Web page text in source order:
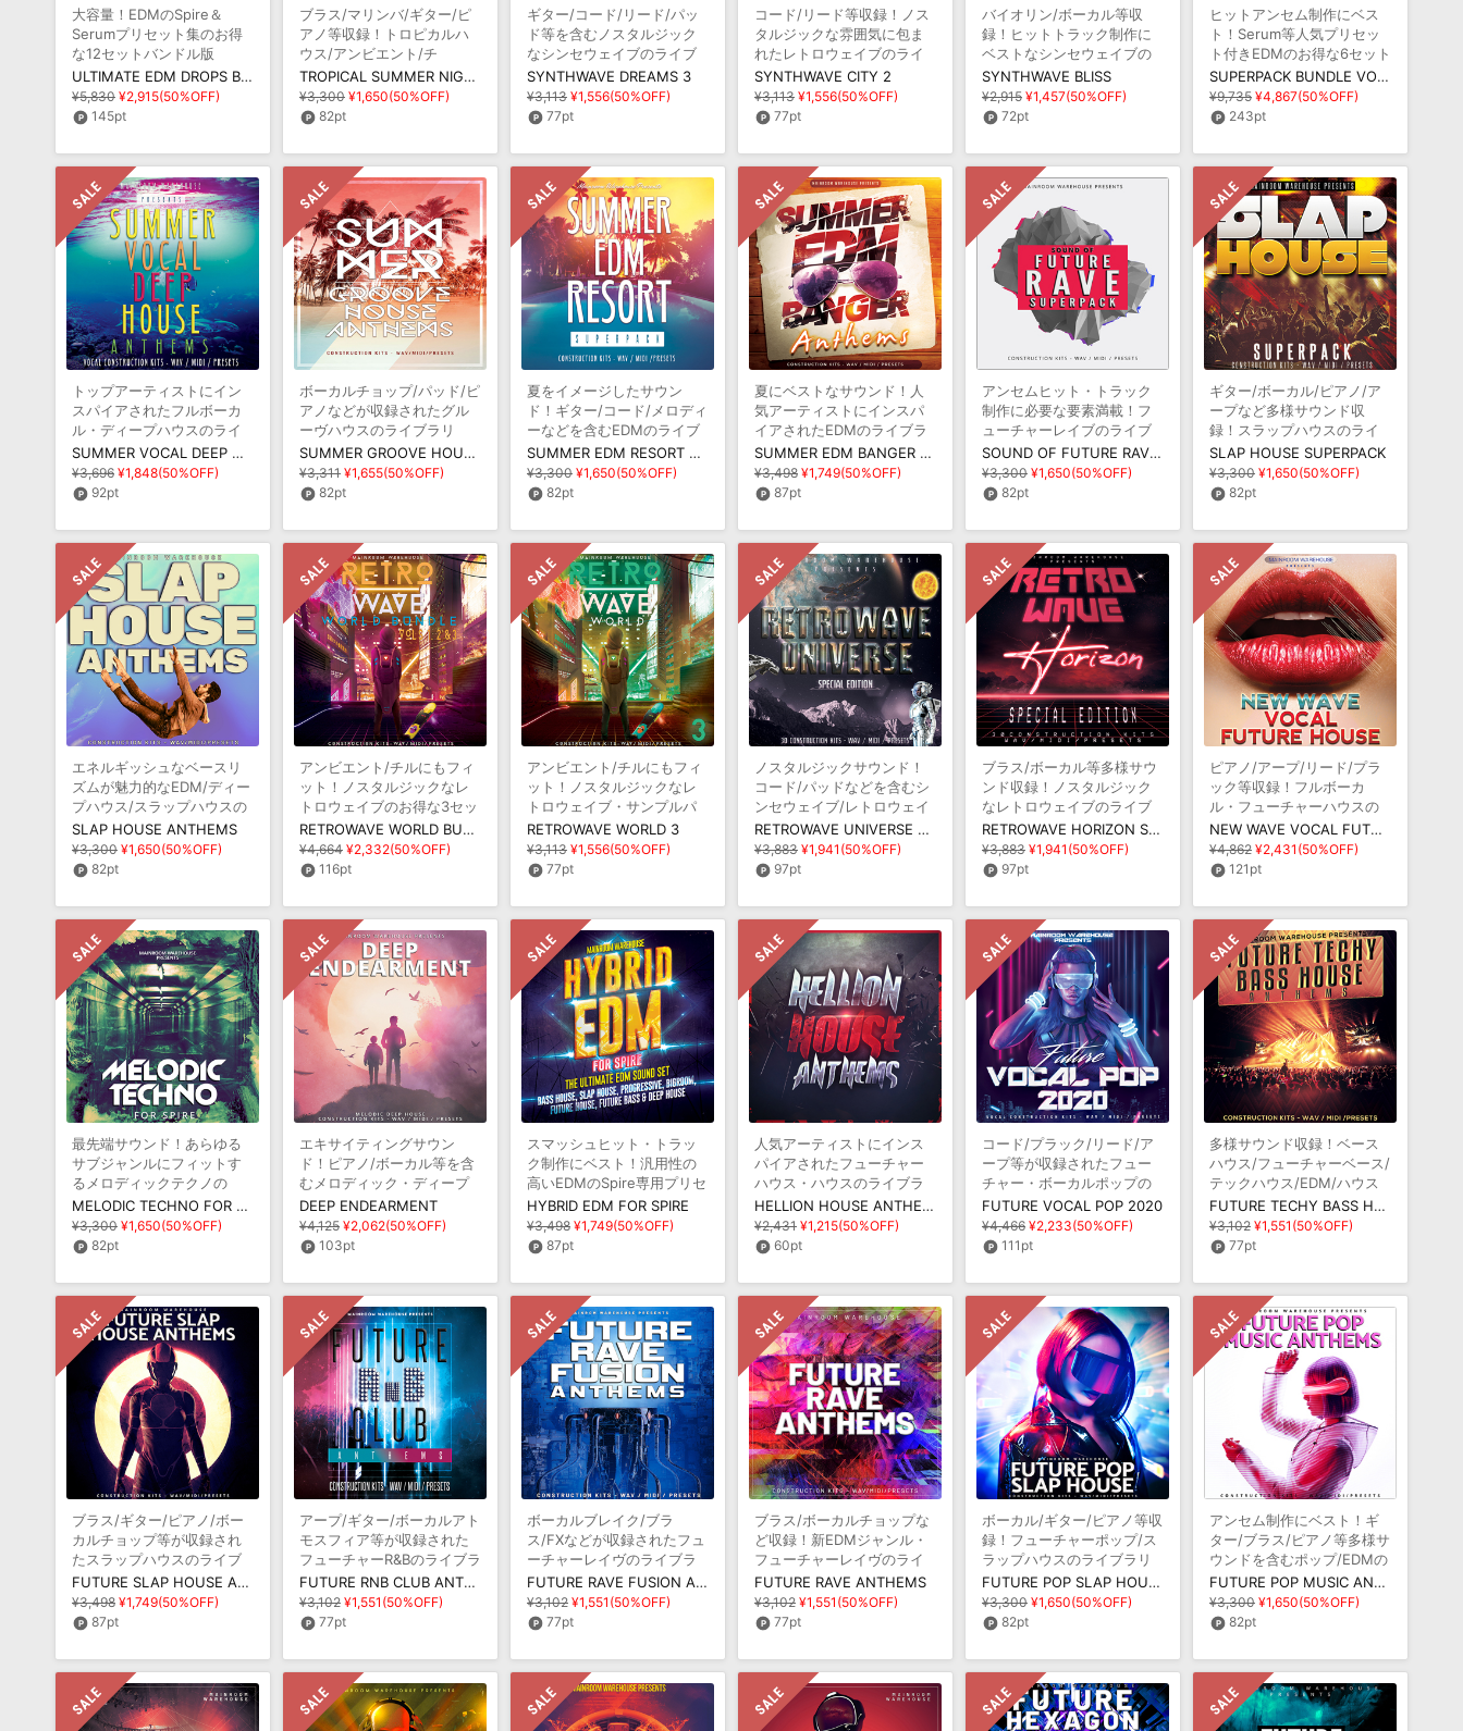
大容量！EDMのSpire＆
Serumプリセット集のお得
な12セットバンドル版
ULTIMATE EDM DROPS BUNDLE
¥5,830 ¥2,915(50%OFF)
145pt
ブラス/マリンバ/ギター/ピ
アノ等収録！トロピカルハ
ウス/アンビエント/チ
ル/EDMのライブラリ
TROPICAL SUMMER NIGHTS
¥3,300 ¥1,650(50%OFF)
82pt
ギター/コード/リード/パッ
ド等を含むノスタルジック
なシンセウェイブのライブ
ラリ
SYNTHWAVE DREAMS 3
¥3,113 ¥1,556(50%OFF)
77pt
コード/リード等収録！ノス
タルジックな雰囲気に包ま
れたレトロウェイブのライ
ブラリ第二弾
SYNTHWAVE CITY 2
¥3,113 ¥1,556(50%OFF)
77pt
バイオリン/ボーカル等収
録！ヒットトラック制作に
ベストなシンセウェイブの
ライブラリ
SYNTHWAVE BLISS
¥2,915 ¥1,457(50%OFF)
72pt
ヒットアンセム制作にベス
ト！Serum等人気プリセッ
ト付きEDMのお得な6セット
バンドル版
SUPERPACK BUNDLE VOLUME 1
¥9,735 ¥4,867(50%OFF)
243pt
トップアーティストにイン
スパイアされたフルボーカ
ル・ディープハウスのライ
ブラリ
SUMMER VOCAL DEEP HOUSE ANTHEMS
¥3,696 ¥1,848(50%OFF)
92pt
ボーカルチョップ/パッド/ピ
アノなどが収録されたグル
ーヴハウスのライブラリ
SUMMER GROOVE HOUSE ANTHEMS
¥3,311 ¥1,655(50%OFF)
82pt
夏をイメージしたサウン
ド！ギター/コード/メロディ
ーなどを含むEDMのライブ
ラリ
SUMMER EDM RESORT SUPERPACK
¥3,300 ¥1,650(50%OFF)
82pt
夏にベストなサウンド！人
気アーティストにインスパ
イアされたEDMのライブラ
リ
SUMMER EDM BANGER ANTHEMS
¥3,498 ¥1,749(50%OFF)
87pt
アンセムヒット・トラック
制作に必要な要素満載！フ
ューチャーレイブのライブ
ラリ
SOUND OF FUTURE RAVE SUPERPACK
¥3,300 ¥1,650(50%OFF)
82pt
ギター/ボーカル/ピアノ/ア
ープなど多様サウンド収
録！スラップハウスのライ
ブラリ
SLAP HOUSE SUPERPACK
¥3,300 ¥1,650(50%OFF)
82pt
エネルギッシュなベースリ
ズムが魅力的なEDM/ディー
プハウス/スラップハウスの
ライブラリ
SLAP HOUSE ANTHEMS
¥3,300 ¥1,650(50%OFF)
82pt
アンビエント/チルにもフィ
ット！ノスタルジックなレ
トロウェイブのお得な3セッ
トバンドル版
RETROWAVE WORLD BUNDLE VOLS 1, 2 & 3
¥4,664 ¥2,332(50%OFF)
116pt
アンビエント/チルにもフィ
ット！ノスタルジックなレ
トロウェイブ・サンプルパ
ック第三弾！
RETROWAVE WORLD 3
¥3,113 ¥1,556(50%OFF)
77pt
ノスタルジックサウンド！
コード/パッドなどを含むシ
ンセウェイブ/レトロウェイ
ブのライブラリ
RETROWAVE UNIVERSE SPECIAL EDITION
¥3,883 ¥1,941(50%OFF)
97pt
ブラス/ボーカル等多様サウ
ンド収録！ノスタルジック
なレトロウェイブのライブ
ラリ
RETROWAVE HORIZON SPECIAL EDITION
¥3,883 ¥1,941(50%OFF)
97pt
ピアノ/アープ/リード/プラ
ック等収録！フルボーカ
ル・フューチャーハウスの
ライブラリ
NEW WAVE VOCAL FUTURE HOUSE
¥4,862 ¥2,431(50%OFF)
121pt
最先端サウンド！あらゆる
サブジャンルにフィットす
るメロディックテクノの
Spire専用プリセット集
MELODIC TECHNO FOR SPIRE
¥3,300 ¥1,650(50%OFF)
82pt
エキサイティングサウン
ド！ピアノ/ボーカル等を含
むメロディック・ディープ
ハウスのライブラリ
DEEP ENDEARMENT
¥4,125 ¥2,062(50%OFF)
103pt
スマッシュヒット・トラッ
ク制作にベスト！汎用性の
高いEDMのSpire専用プリセ
ット集
HYBRID EDM FOR SPIRE
¥3,498 ¥1,749(50%OFF)
87pt
人気アーティストにインス
パイアされたフューチャー
ハウス・ハウスのライブラ
リ
HELLION HOUSE ANTHEMS
¥2,431 ¥1,215(50%OFF)
60pt
コード/プラック/リード/ア
ープ等が収録されたフュー
チャー・ボーカルポップの
ライブラリ
FUTURE VOCAL POP 2020
¥4,466 ¥2,233(50%OFF)
111pt
多様サウンド収録！ベース
ハウス/フューチャーベース/
テックハウス/EDM/ハウス
のライブラリ
FUTURE TECHY BASS HOUSE ANTHEMS
¥3,102 ¥1,551(50%OFF)
77pt
ブラス/ギター/ピアノ/ボー
カルチョップ等が収録され
たスラップハウスのライブ
ラリ
FUTURE SLAP HOUSE ANTHEMS
¥3,498 ¥1,749(50%OFF)
87pt
アープ/ギター/ボーカルアト
モスフィア等が収録された
フューチャーR&Bのライブラ
リ
FUTURE RNB CLUB ANTHEMS
¥3,102 ¥1,551(50%OFF)
77pt
ボーカルブレイク/ブラ
ス/FXなどが収録されたフュ
ーチャーレイヴのライブラ
リ
FUTURE RAVE FUSION ANTHEMS
¥3,102 ¥1,551(50%OFF)
77pt
ブラス/ボーカルチョップな
ど収録！新EDMジャンル・
フューチャーレイヴのライ
ブラリ
FUTURE RAVE ANTHEMS
¥3,102 ¥1,551(50%OFF)
77pt
ボーカル/ギター/ピアノ等収
録！フューチャーポップ/ス
ラップハウスのライブラリ
FUTURE POP SLAP HOUSE
¥3,300 ¥1,650(50%OFF)
82pt
アンセム制作にベスト！ギ
ター/ブラス/ピアノ等多様サ
ウンドを含むポップ/EDMの
ライブラリ
FUTURE POP MUSIC ANTHEMS
¥3,300 ¥1,650(50%OFF)
82pt